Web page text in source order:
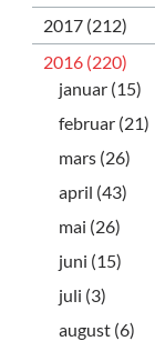
2017 (212)
2016 (220)
januar (15)
februar (21)
mars (26)
april (43)
mai (26)
juni (15)
juli (3)
august (6)